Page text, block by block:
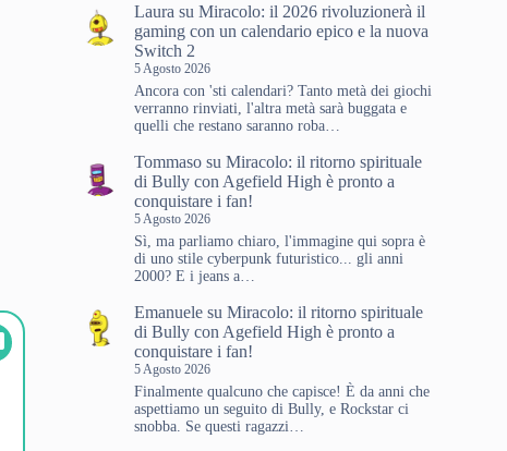
Laura suMiracolo: il 2026 rivoluzionerà il
gaming con un calendario epico e la nuova
Switch 2
5 Agosto 2026
Ancora con 'sti calendari? Tanto metà dei giochi
verranno rinviati, l'altra metà sarà buggata e
quelli che restano saranno roba…
Tommaso suMiracolo: il ritorno spirituale
di Bully con Agefield High è pronto a
conquistare i fan!
5 Agosto 2026
Sì, ma parliamo chiaro, l'immagine qui sopra è
di uno stile cyberpunk futuristico... gli anni
2000? E i jeans a…
Emanuele suMiracolo: il ritorno spirituale
di Bully con Agefield High è pronto a
conquistare i fan!
5 Agosto 2026
Finalmente qualcuno che capisce! È da anni che
aspettiamo un seguito di Bully, e Rockstar ci
snobba. Se questi ragazzi…